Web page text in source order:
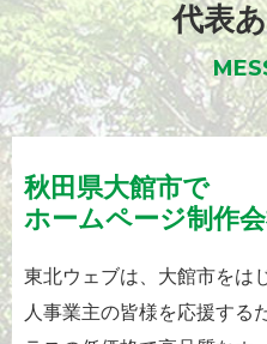
代表
秋田県大館市で
ホームページ制作
東北ウェブは、大館市をは
人事業主の皆様を応援する